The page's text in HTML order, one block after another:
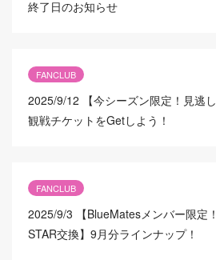
終了日のお知らせ
FANCLUB
2025/9/12
【今シーズン限定！見逃
観戦チケットをGetしよう！
FANCLUB
2025/9/3
【BlueMatesメンバー限定
STAR交換】9月分ラインナップ！